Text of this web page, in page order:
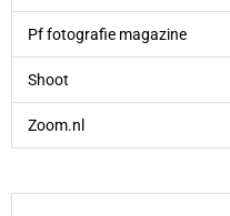
Pf fotografie magazine
Shoot
Zoom.nl